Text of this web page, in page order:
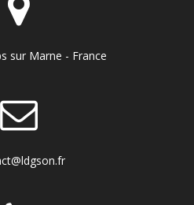
sur Marne - France